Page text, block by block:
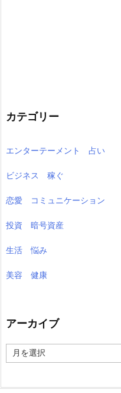
カテゴリー
エンターテーメント 占い
ビジネス 稼ぐ
恋愛 コミュニケーション
投資 暗号資産
生活 悩み
美容 健康
アーカイブ
ー